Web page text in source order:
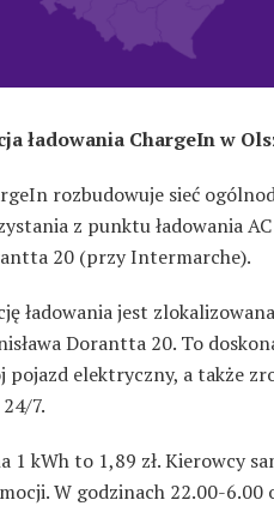
ładowania ChargeIn w
rozbudowuje sieć
z punktu ładowania
20 (przy Intermarche).
ładowania jest
Dorantta 20. To
pojazd elektryczny, a także
7.
1 kWh to 1,89 zł. Kierowcy
W godzinach 22.00-6.00